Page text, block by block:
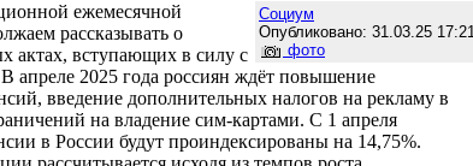
Социум
Опубликовано: 31.03.25
фото
ежемесячной
рассказывать о
актах, вступающих в силу с
апреле 2025 года россиян ждёт повышение
введение дополнительных налогов на рекламу в
на владение сим-картами. С 1 апреля
в России будут проиндексированы на 14,75%.